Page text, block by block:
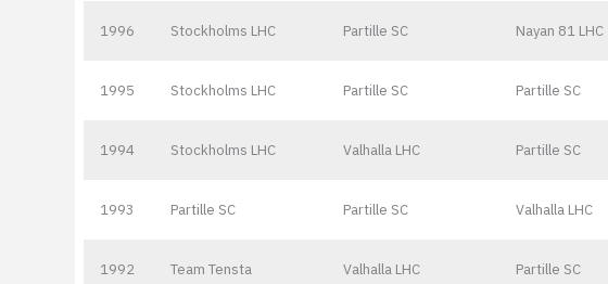
1996 Stockholms LHC Partille SC Nayan 81 LHC
1995 Stockholms LHC Partille SC Partille SC
1994 Stockholms LHC Valhalla LHC Partille SC
1993 Partille SC Partille SC Valhalla LHC
1992 Team Tensta Valhalla LHC Partille SC